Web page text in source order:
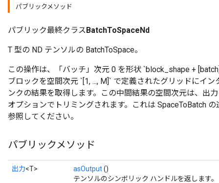
パブリックメソッド
パブリック最終クラスBatchToSpaceNd
T 型の ND テンソルの BatchToSpace。
この操作は、「バッチ」次元 0 を形状 `block_shape +
ブロックを空間次元 `[1, ..., M]` で定義されたグリッドにイ
ンクの結果を取得します。この中間結果の空間次元は、出
オプションでトリミングされます。これは SpaceToBatch
参照してください。
パブリックメソッド
出力<T> asOutput()
テンソルのシンボリック ハンドルを返します。